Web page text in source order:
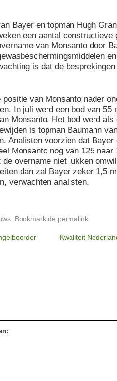
Bayer en topman Hugh
een aantal constructieve
van Monsanto door
is dat de
van Monsanto nader
In juli werd een bod van 55
Monsanto. Het bod werd als
is topman Baumann
Analisten voorzien dat Bayer
Monsanto nog van 125 naar
de overname niet lukken
dan zal Bayer zeker 1,5
verwachten analisten.
. Bookmark de permalink
Kwaliteit